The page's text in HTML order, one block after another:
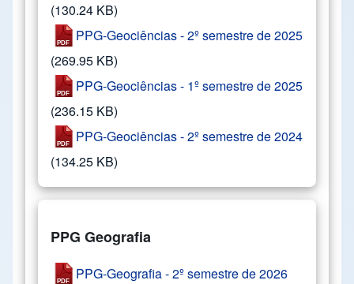
(130.24 KB)
PPG-Geociências - 2º semestre de 2025
(269.95 KB)
PPG-Geociências - 1º semestre de 2025
(236.15 KB)
PPG-Geociências - 2º semestre de 2024
(134.25 KB)
PPG Geografia
PPG-Geografia - 2º semestre de 2026